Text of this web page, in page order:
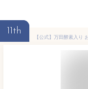
11th